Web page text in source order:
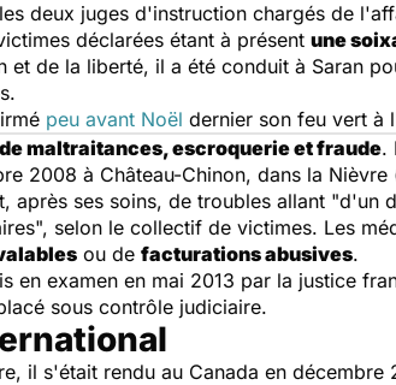
deux juges d'instruction chargés de
déclarées étant à présent une
et de la liberté, il a été conduit à Saran
peu avant Noël dernier son feu vert à
maltraitances, escroquerie et fraude.
2008 à Château-Chinon, dans la
après ses soins, de troubles allant "d'un
selon le collectif de victimes. Les
ou de facturations abusives.
en examen en mai 2013 par la justice
sous contrôle judiciaire.
il s'était rendu au Canada en